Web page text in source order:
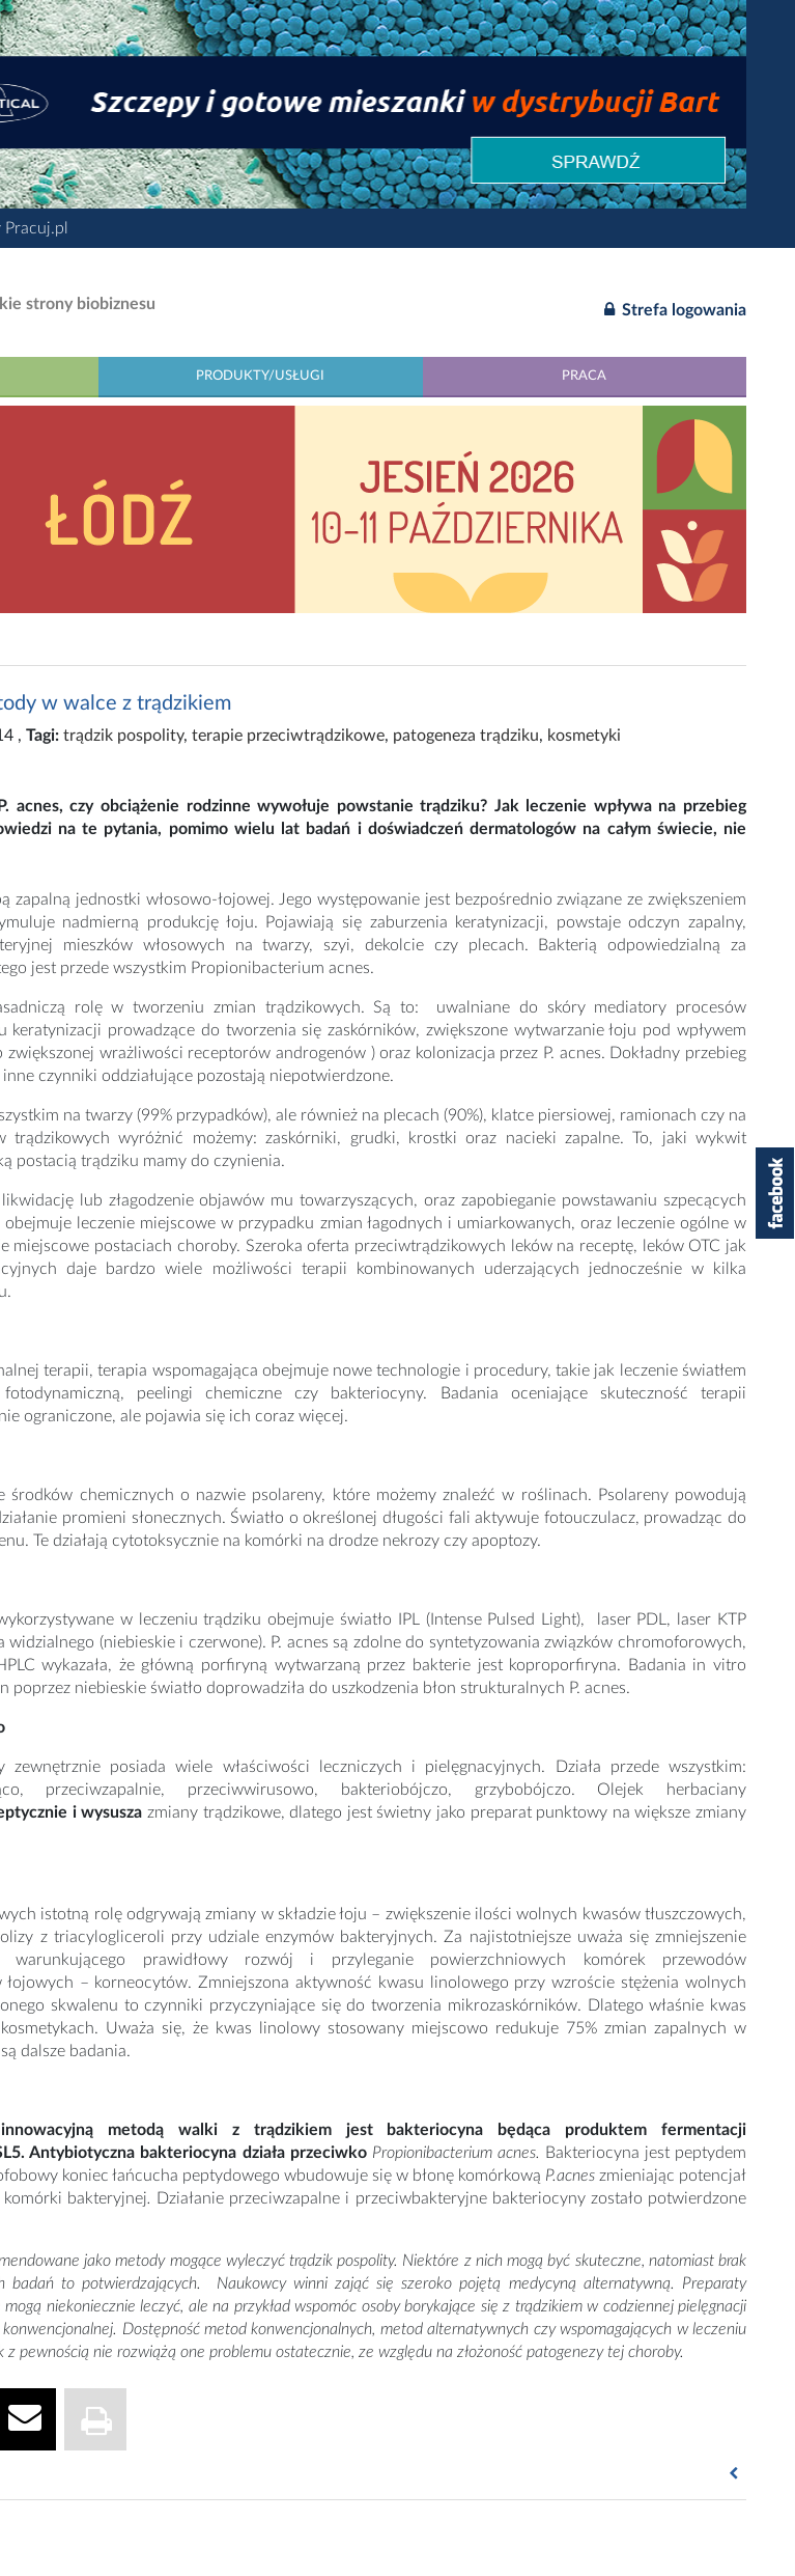
strony biobiznesu Strefa logowania
PRODUKTY/USŁUGI PRACA
w walce z trądzikiem
, Tagi: trądzik pospolity, terapie przeciwtrądzikowe, patogeneza trądziku, kosmetyki
acnes, czy obciążenie rodzinne wywołuje powstanie trądziku? Jak leczenie wpływa na przebieg
na te pytania, pomimo wielu lat badań i doświadczeń dermatologów na całym świecie, nie
zapalną jednostki włosowo-łojowej. Jego występowanie jest bezpośrednio związane ze zwiększeniem
nadmierną produkcję łoju. Pojawiają się zaburzenia keratynizacji, powstaje odczyn zapalny,
mieszków włosowych na twarzy, szyi, dekolcie czy plecach. Bakterią odpowiedzialną za
jest przede wszystkim Propionibacterium acnes.
rolę w tworzeniu zmian trądzikowych. Są to: uwalniane do skóry mediatory procesów
keratynizacji prowadzące do tworzenia się zaskórników, zwiększone wytwarzanie łoju pod wpływem
wrażliwości receptorów androgenów ) oraz kolonizacja przez P. acnes. Dokładny przebieg
czynniki oddziałujące pozostają niepotwierdzone.
na twarzy (99% przypadków), ale również na plecach (90%), klatce piersiowej, ramionach czy na
trądzikowych wyróżnić możemy: zaskórniki, grudki, krostki oraz nacieki zapalne. To, jaki wykwit
postacią trądziku mamy do czynienia.
lub złagodzenie objawów mu towarzyszących, oraz zapobieganie powstawaniu szpecących
leczenie miejscowe w przypadku zmian łagodnych i umiarkowanych, oraz leczenie ogólne w
miejscowe postaciach choroby. Szeroka oferta przeciwtrądzikowych leków na receptę, leków OTC jak
daje bardzo wiele możliwości terapii kombinowanych uderzających jednocześnie w kilka
terapii, terapia wspomagająca obejmuje nowe technologie i procedury, takie jak leczenie światłem
peelingi chemiczne czy bakteriocyny. Badania oceniające skuteczność terapii
ograniczone, ale pojawia się ich coraz więcej.
środków chemicznych o nazwie psolareny, które możemy znaleźć w roślinach. Psolareny powodują
promieni słonecznych. Światło o określonej długości fali aktywuje fotouczulacz, prowadząc do
Te działają cytotoksycznie na komórki na drodze nekrozy czy apoptozy.
w leczeniu trądziku obejmuje światło IPL (Intense Pulsed Light), laser PDL, laser KTP
widzialnego (niebieskie i czerwone). P. acnes są zdolne do syntetyzowania związków chromoforowych,
wykazała, że główną porfiryną wytwarzaną przez bakterie jest koproporfiryna. Badania in vitro
poprzez niebieskie światło doprowadziła do uszkodzenia błon strukturalnych P. acnes.
zewnętrznie posiada wiele właściwości leczniczych i pielęgnacyjnych. Działa przede wszystkim:
przeciwzapalnie, przeciwwirusowo, bakteriobójczo, grzybobójczo. Olejek herbaciany
i wysusza zmiany trądzikowe, dlatego jest świetny jako preparat punktowy na większe zmiany
istotną rolę odgrywają zmiany w składzie łoju – zwiększenie ilości wolnych kwasów tłuszczowych,
z triacylogliceroli przy udziale enzymów bakteryjnych. Za najistotniejsze uważa się zmniejszenie
warunkującego prawidłowy rozwój i przyleganie powierzchniowych komórek przewodów
łojowych – korneocytów. Zmniejszona aktywność kwasu linolowego przy wzroście stężenia wolnych
skwalenu to czynniki przyczyniające się do tworzenia mikrozaskórników. Dlatego właśnie kwas
Uważa się, że kwas linolowy stosowany miejscowo redukuje 75% zmian zapalnych w
dalsze badania.
metodą walki z trądzikiem jest bakteriocyna będąca produktem fermentacji
Antybiotyczna bakteriocyna działa przeciwko Propionibacterium acnes. Bakteriocyna jest peptydem
koniec łańcucha peptydowego wbudowuje się w błonę komórkową P.acnes zmieniając potencjał
bakteryjnej. Działanie przeciwzapalne i przeciwbakteryjne bakteriocyny zostało potwierdzone
jako metody mogące wyleczyć trądzik pospolity. Niektóre z nich mogą być skuteczne, natomiast brak
badań to potwierdzających. Naukowcy winni zająć się szeroko pojętą medycyną alternatywną. Preparaty
niekoniecznie leczyć, ale na przykład wspomóc osoby borykające się z trądzikiem w codziennej pielęgnacji
Dostępność metod konwencjonalnych, metod alternatywnych czy wspomagających w leczeniu
pewnością nie rozwiążą one problemu ostatecznie, ze względu na złożoność patogenezy tej choroby.
zwyczajny: patogeneza i leczenie. Konsensus Polskiego Towarzystwa Dermatologicznego. Przegl